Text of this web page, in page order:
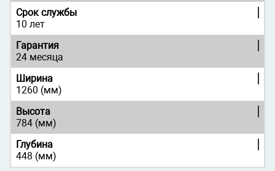
Срок службы
10 лет
Гарантия
24 месяца
Ширина
1260 (мм)
Высота
784 (мм)
Глубина
448 (мм)